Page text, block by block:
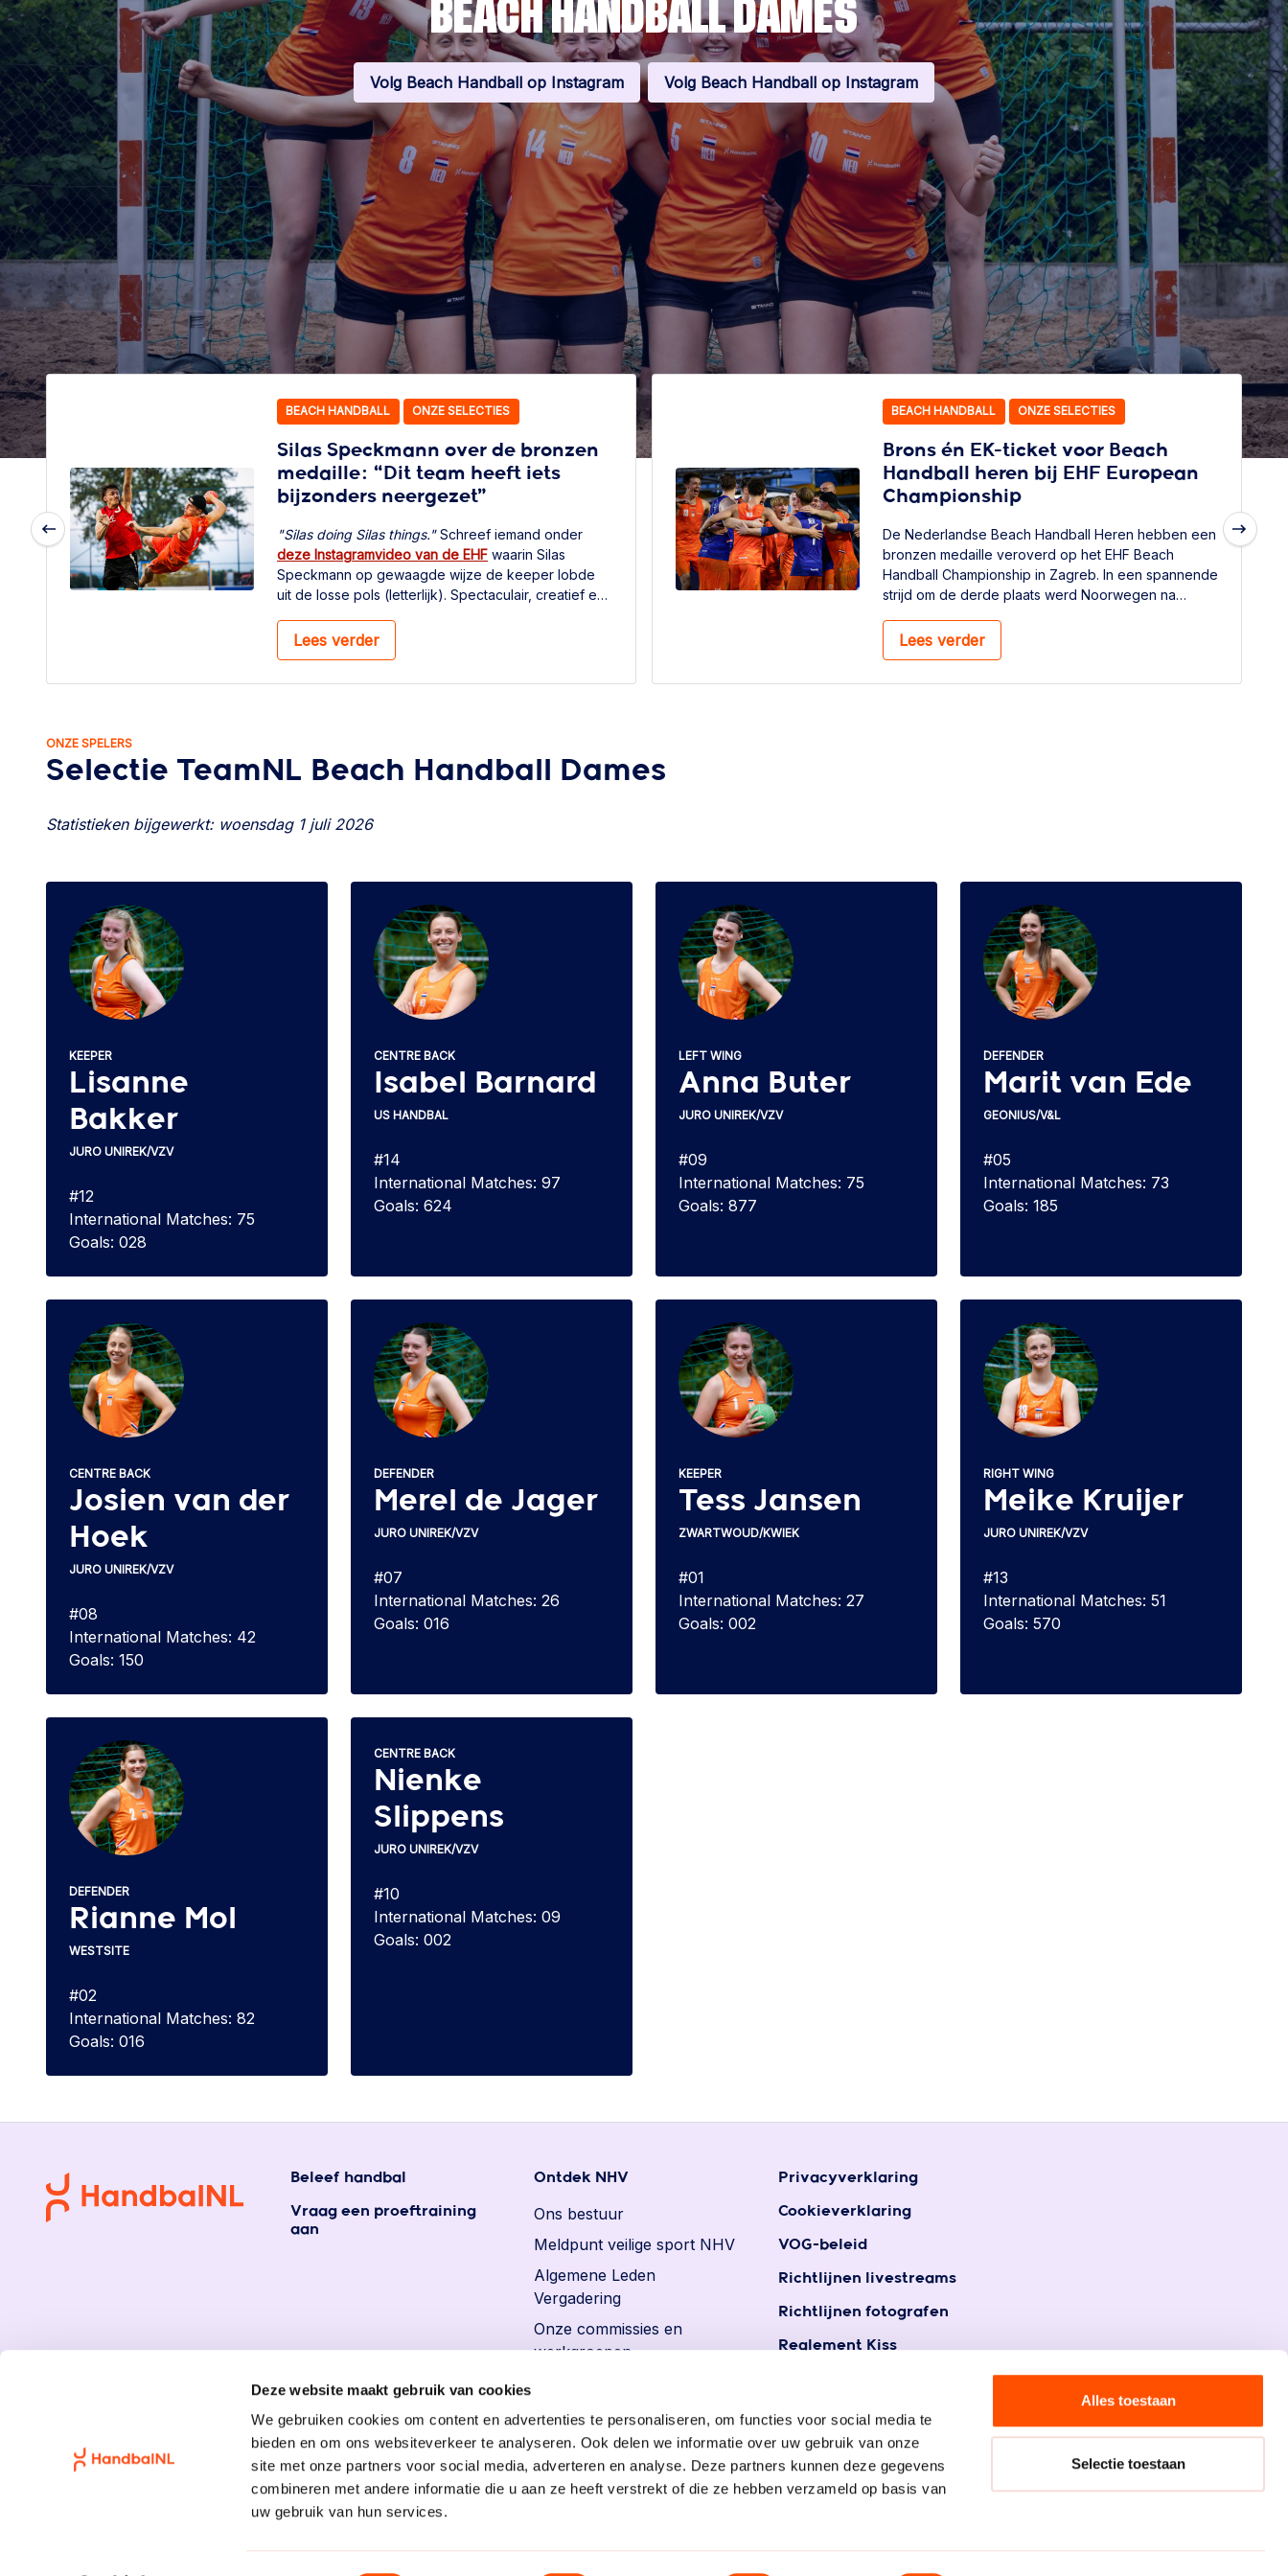
Deze website maakt gebruik van cookies
We gebruiken cookies om content en advertenties te personaliseren, om functies voor social media te
bieden en om ons websiteverkeer te analyseren. Ook delen we informatie over uw gebruik van onze
site met onze partners voor social media, adverteren en analyse. Deze partners kunnen deze gegevens
combineren met andere informatie die u aan ze heeft verstrekt of die ze hebben verzameld op basis van
uw gebruik van hun services.
Alles toestaan
Selectie toestaan
BEACH HANDBALL DAMES
Volg Beach Handball op Instagram Volg Beach Handball op Instagram
BEACH HANDBALL ONZE SELECTIES
Silas Speckmann over de bronzen
medaille: “Dit team heeft iets
bijzonders neergezet”
"Silas doing Silas things."Schreef iemand onder
deze Instagramvideo van de EHF waarin Silas
Speckmann op gewaagde wijze de keeper lobde
uit de losse pols (letterlijk). Spectaculair, creatief en
Handball, maar het zijn ook woorden die hem als
speler typeren. Misschien is dat wel precies waarom
ticket voor het EK2027 veiligstelde.
Lees verder
BEACH HANDBALL ONZE SELECTIES
Brons én EK-ticket voor Beach
Handball heren bij EHF European
Championship
De Nederlandse Beach Handball Heren hebben een
bronzen medaille veroverd op het EHF Beach
Handball Championship in Zagreb. In een spannende
strijd om de derde plaats werd Noorwegen na
finale had Nederland een ticket voor het EK, de EHF
Beach Handball EURO 2027, gisteren al veilig
Lees verder
Previous Next
ONZE SPELERS
Selectie TeamNL Beach Handball Dames
Statistieken bijgewerkt: woensdag 1 juli 2026
KEEPER
Lisanne
Bakker
JURO UNIREK/VZV
#12
International Matches: 75
Goals: 028
CENTRE BACK
Isabel Barnard
US HANDBAL
#14
International Matches: 97
Goals: 624
LEFT WING
Anna Buter
JURO UNIREK/VZV
#09
International Matches: 75
Goals: 877
DEFENDER
Marit van Ede
GEONIUS/V&L
#05
International Matches: 73
Goals: 185
CENTRE BACK
Josien van der
Hoek
JURO UNIREK/VZV
#08
International Matches: 42
Goals: 150
DEFENDER
Merel de Jager
JURO UNIREK/VZV
#07
International Matches: 26
Goals: 016
KEEPER
Tess Jansen
ZWARTWOUD/KWIEK
#01
International Matches: 27
Goals: 002
RIGHT WING
Meike Kruijer
JURO UNIREK/VZV
#13
International Matches: 51
Goals: 570
DEFENDER
Rianne Mol
WESTSITE
#02
International Matches: 82
Goals: 016
CENTRE BACK
Nienke
Slippens
JURO UNIREK/VZV
#10
International Matches: 09
Goals: 002
Beleef handbal
Vraag een proeftraining
aan
Ontdek NHV
Ons bestuur
Meldpunt veilige sport NHV
Algemene Leden
Vergadering
Onze commissies en
werkgroepen
Vacatures
Privacyverklaring
Cookieverklaring
VOG-beleid
Richtlijnen livestreams
Richtlijnen fotografen
Reglement Kiss